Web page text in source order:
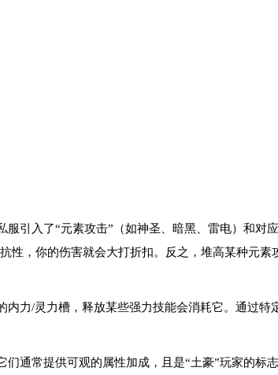
引入了“元素攻击”（如神圣、暗黑、雷电）和对
性，你的伤害就会大打折扣。反之，堆高某种元素
力/灵力槽，释放某些强力技能会消耗它。通过特
通常提供可观的属性加成，且是“土豪”玩家的标